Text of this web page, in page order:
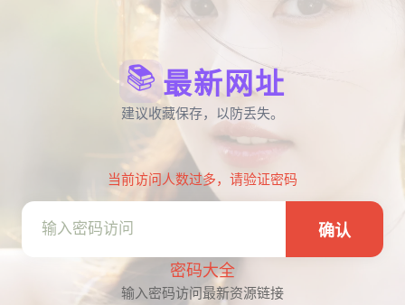
📚 最新网址
建议收藏保存，以防丢失。
当前访问人数过多，请验证密码
确认
密码大全
输入密码访问最新资源链接